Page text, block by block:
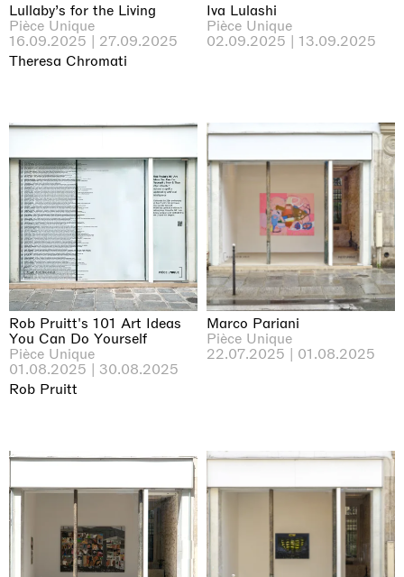
Lullaby’s for the Living
Pièce Unique
16.09.2025 | 27.09.2025
Theresa Chromati
Iva Lulashi
Pièce Unique
02.09.2025 | 13.09.2025
Rob Pruitt's 101 Art Ideas
You Can Do Yourself
Pièce Unique
01.08.2025 | 30.08.2025
Rob Pruitt
Marco Pariani
Pièce Unique
22.07.2025 | 01.08.2025